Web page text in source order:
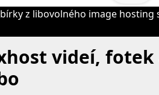
z libovolného image hosting
videí, fotek